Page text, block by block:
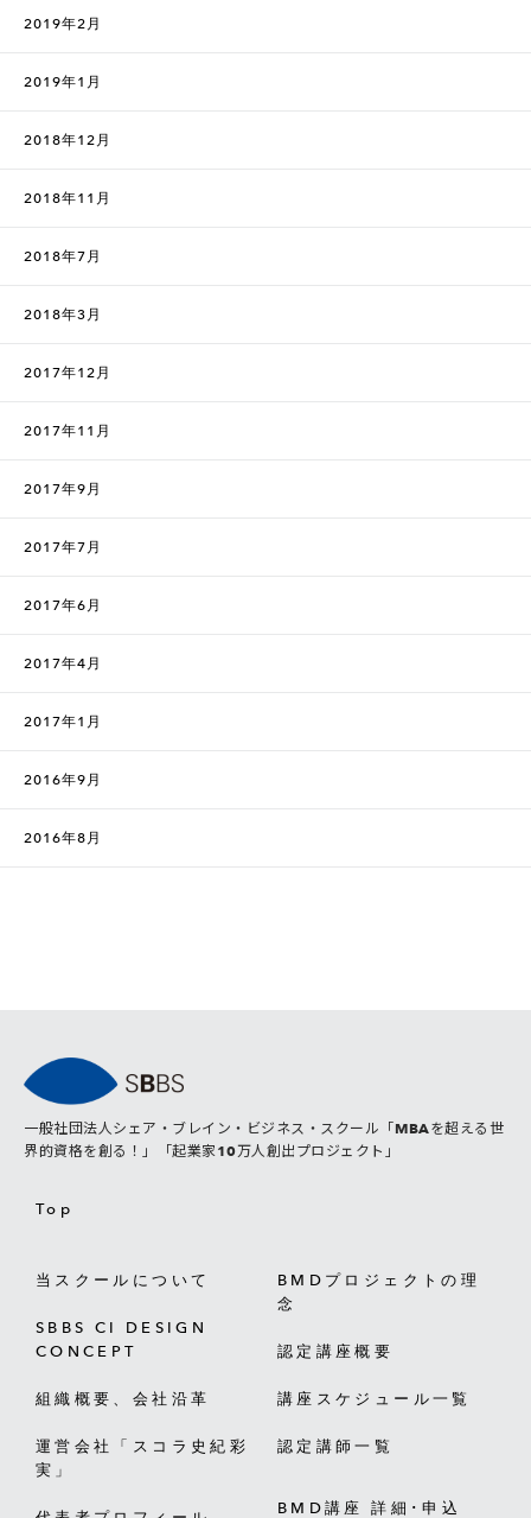
2019年2月
2019年1月
2018年12月
2018年11月
2018年7月
2018年3月
2017年12月
2017年11月
2017年9月
2017年7月
2017年6月
2017年4月
2017年1月
2016年9月
2016年8月
一般社団法人シェア・ブレイン・ビジネス・スクール「MBAを超える世
界的資格を創る！」「起業家10万人創出プロジェクト」
Top
当スクールについて
SBBS CI DESIGN
CONCEPT
組織概要、会社沿革
運営会社「スコラ史紀彩
実」
BMDプロジェクトの理
念
認定講座概要
講座スケジュール一覧
認定講師一覧
BMD講座 詳細･申込